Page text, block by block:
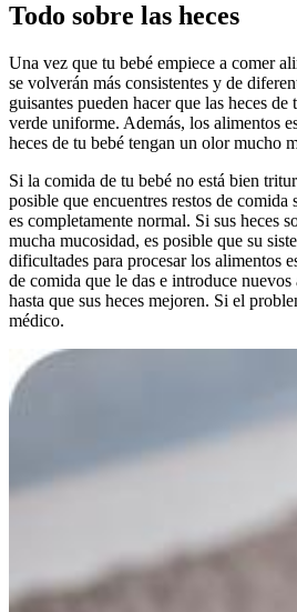
Todo sobre las heces
Una vez que tu bebé empiece a comer
se volverán más consistentes y de
guisantes pueden hacer que las heces
verde uniforme. Además, los alimentos
heces de tu bebé tengan un olor mucho
Si la comida de tu bebé no está bien
posible que encuentres restos de
es completamente normal. Si sus heces
mucha mucosidad, es posible que su
dificultades para procesar los alimentos
de comida que le das e introduce
hasta que sus heces mejoren. Si el
médico.